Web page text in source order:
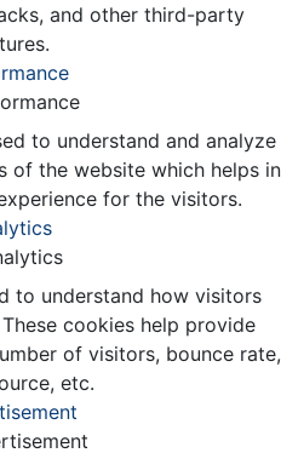
and other third-party
to understand and analyze
of the website which helps in
for the visitors.
to understand how visitors
cookies help provide
of visitors, bounce rate,
etc.